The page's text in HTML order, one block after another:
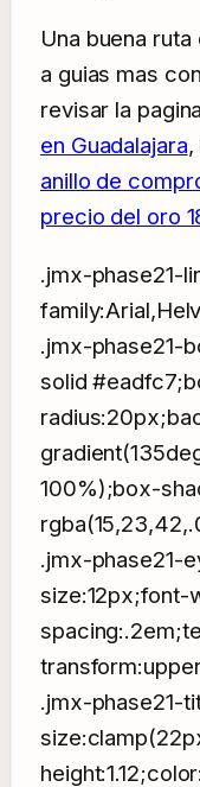
Una buena
a guias mas
revisar la
en Guadalajara,
anillo de
precio del oro
.jmx-phase21-
.jmx-phase21-
solid
100%);box-
.jmx-phase21-
size:12px;font-
.jmx-phase21-